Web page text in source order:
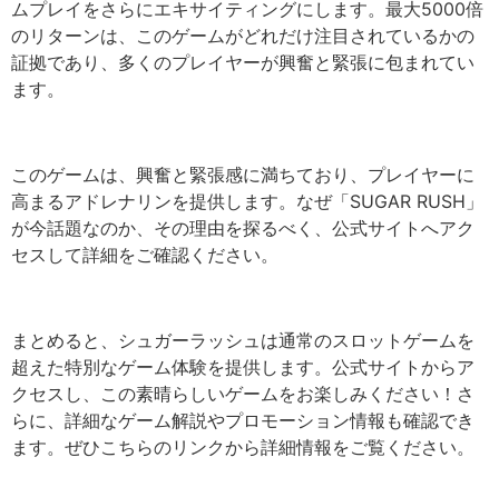
ムプレイをさらにエキサイティングにします。最大5000倍
のリターンは、このゲームがどれだけ注目されているかの
証拠であり、多くのプレイヤーが興奮と緊張に包まれてい
ます。
このゲームは、興奮と緊張感に満ちており、プレイヤーに
高まるアドレナリンを提供します。なぜ「SUGAR RUSH」
が今話題なのか、その理由を探るべく、公式サイトへアク
セスして詳細をご確認ください。
まとめると、シュガーラッシュは通常のスロットゲームを
超えた特別なゲーム体験を提供します。公式サイトからア
クセスし、この素晴らしいゲームをお楽しみください！さ
らに、詳細なゲーム解説やプロモーション情報も確認でき
ます。ぜひこちらのリンクから詳細情報をご覧ください。